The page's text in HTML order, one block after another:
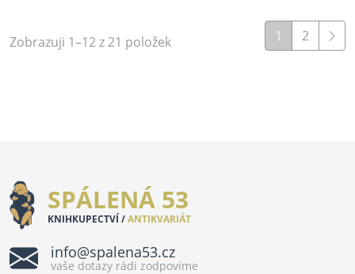
Zobrazuji 1–12 z 21 položek 1 2
SPÁLENÁ 53
KNIHKUPECTVÍ /ANTIKVARIÁT
info@spalena53.cz
vaše dotazy rádi zodpovíme